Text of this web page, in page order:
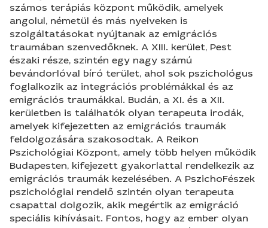
számos terápiás központ működik, amelyek
angolul, németül és más nyelveken is
szolgáltatásokat nyújtanak az emigrációs
traumában szenvedőknek. A XIII. kerület, Pest
északi része, szintén egy nagy számú
bevándorlóval bíró terület, ahol sok pszichológus
foglalkozik az integrációs problémákkal és az
emigrációs traumákkal. Budán, a XI. és a XII.
kerületben is találhatók olyan terapeuta irodák,
amelyek kifejezetten az emigrációs traumák
feldolgozására szakosodtak. A Reikon
Pszichológiai Központ, amely több helyen működik
Budapesten, kifejezett gyakorlattal rendelkezik az
emigrációs traumák kezelésében. A PszichoFészek
pszichológiai rendelő szintén olyan terapeuta
csapattal dolgozik, akik megértik az emigráció
speciális kihívásait. Fontos, hogy az ember olyan